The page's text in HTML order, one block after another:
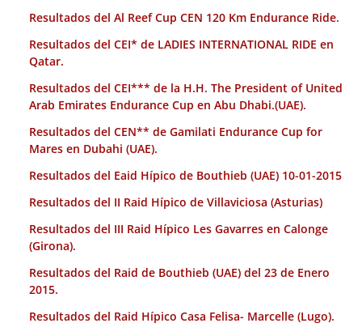
Resultados del Al Reef Cup CEN 120 Km Endurance Ride.
Resultados del CEI* de LADIES INTERNATIONAL RIDE en
Qatar.
Resultados del CEI*** de la H.H. The President of United
Arab Emirates Endurance Cup en Abu Dhabi.(UAE).
Resultados del CEN** de Gamilati Endurance Cup for
Mares en Dubahi (UAE).
Resultados del Eaid Hípico de Bouthieb (UAE) 10-01-2015
Resultados del II Raid Hípico de Villaviciosa (Asturias)
Resultados del III Raid Hípico Les Gavarres en Calonge
(Girona).
Resultados del Raid de Bouthieb (UAE) del 23 de Enero
2015.
Resultados del Raid Hípico Casa Felisa- Marcelle (Lugo).